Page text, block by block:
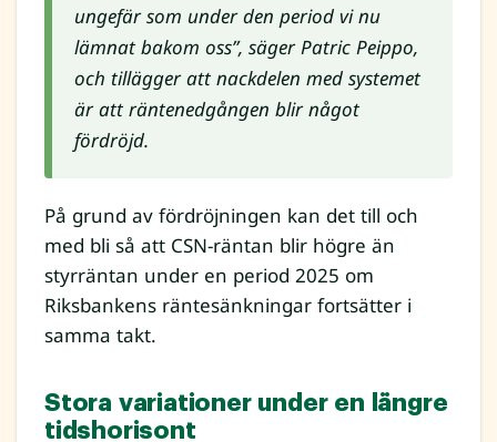
ungefär som under den period vi nu
lämnat bakom oss”, säger Patric Peippo,
och tillägger att nackdelen med systemet
är att räntenedgången blir något
fördröjd.
På grund av fördröjningen kan det till och
med bli så att CSN-räntan blir högre än
styrräntan under en period 2025 om
Riksbankens räntesänkningar fortsätter i
samma takt.
Stora variationer under en längre
tidshorisont